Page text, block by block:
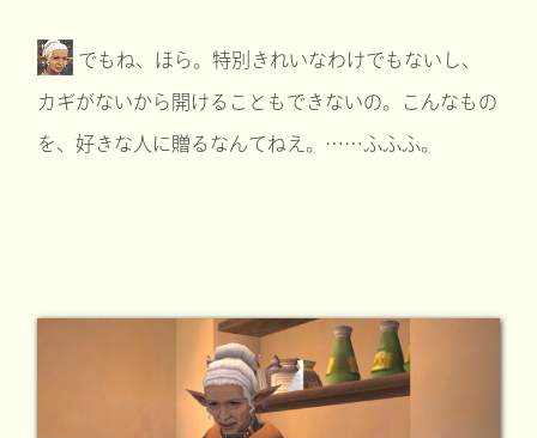
でもね、ほら。特別きれいなわけでもないし、
カギがないから開けることもできないの。こんなもの
を、好きな人に贈るなんてねえ。……ふふふ。